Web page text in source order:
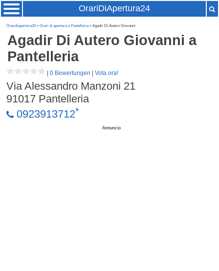
OrariDiApertura24
Oraridiapertura24»Orari di apertura a Pantelleria» Agadir Di Autero Giovanni
Agadir Di Autero Giovanni a
Pantelleria
|0 Bewertungen |Vota ora!
Via Alessandro Manzoni 21
91017 Pantelleria
0923913712*
Annuncio